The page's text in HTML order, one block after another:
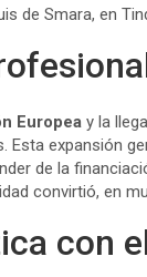
de Smara, en
Europea y la
expansión
de la
convirtió, en
con